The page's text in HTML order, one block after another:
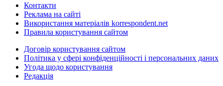
Контакти
Реклама на сайті
Використання матеріалів korrespondent.net
Правила користування сайтом
Договір користування сайтом
Політика у сфері конфіденційності і персональних даних
Угода щодо користування
Редакція